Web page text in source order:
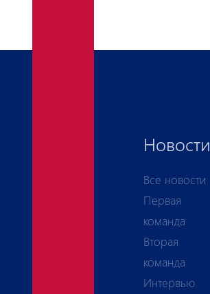
Новости
Все новости
Первая
команда
Вторая
команда
Интервью